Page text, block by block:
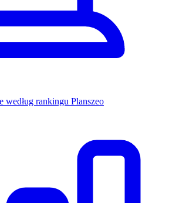
według rankingu Planszeo